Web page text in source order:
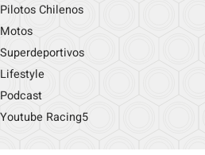
Pilotos Chilenos
Motos
Superdeportivos
Lifestyle
Podcast
Youtube Racing5